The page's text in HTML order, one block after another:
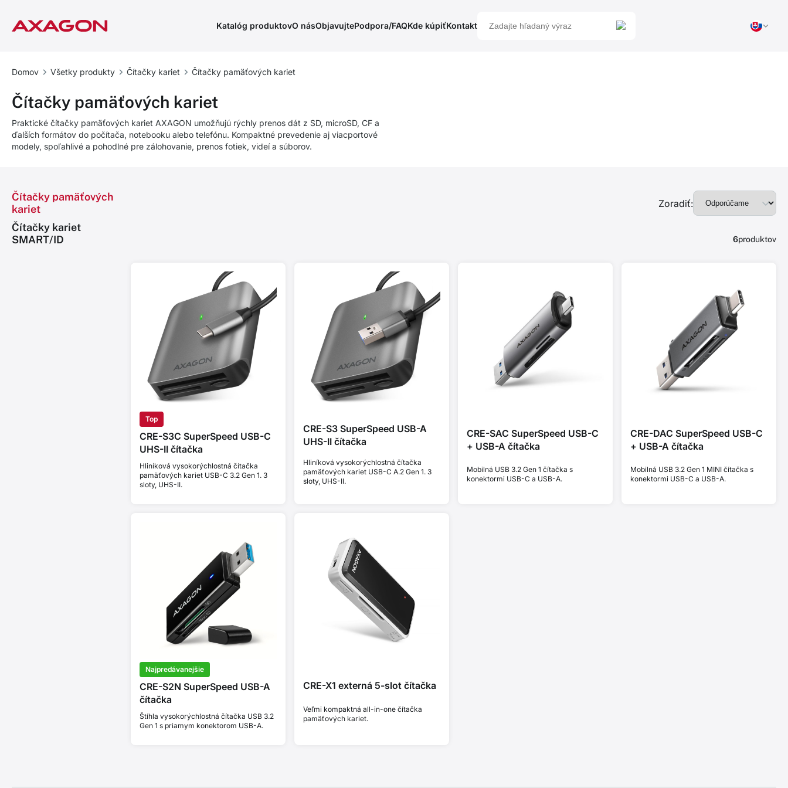
Katalóg produktovO násObjavujtePodpora/FAQKde kúpiťKontakt
Domov Všetky produkty Čítačky kariet Čítačky pamäťových kariet
Čítačky pamäťových kariet
Praktické čítačky pamäťových kariet AXAGON umožňujú rýchly prenos dát z SD, microSD, CF a
ďalších formátov do počítača, notebooku alebo telefónu. Kompaktné prevedenie aj viacportové
modely, spoľahlivé a pohodlné pre zálohovanie, prenos fotiek, videí a súborov.
Čítačky pamäťových
kariet
Čítačky kariet
SMART/ID
Zoradiť:
6produktov
Top
CRE-S3C SuperSpeed USB-C
UHS-II čítačka
Hliníková vysokorýchlostná čítačka
pamäťových kariet USB-C 3.2 Gen 1. 3
sloty, UHS-II.
CRE-S3 SuperSpeed USB-A
UHS-II čítačka
Hliníková vysokorýchlostná čítačka
pamäťových kariet USB-C A.2 Gen 1. 3
sloty, UHS-II.
CRE-SAC SuperSpeed USB-C
+ USB-A čítačka
Mobilná USB 3.2 Gen 1 čítačka s
konektormi USB-C a USB-A.
CRE-DAC SuperSpeed USB-C
+ USB-A čítačka
Mobilná USB 3.2 Gen 1 MINI čítačka s
konektormi USB-C a USB-A.
Najpredávanejšie
CRE-S2N SuperSpeed USB-A
čítačka
Štíhla vysokorýchlostná čítačka USB 3.2
Gen 1 s priamym konektorom USB-A.
CRE-X1 externá 5-slot čítačka
Veľmi kompaktná all-in-one čítačka
pamäťových kariet.